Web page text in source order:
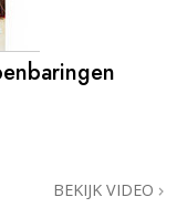
BEKIJK VIDEO